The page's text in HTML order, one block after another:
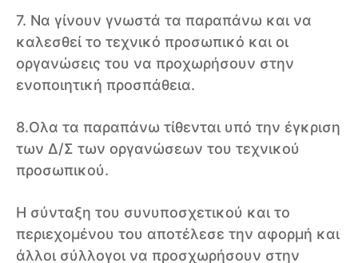
7. Να γίνουν γνωστά τα παραπάνω και να
καλεσθεί το τεχνικό προσωπικό και οι
οργανώσεις του να προχωρήσουν στην
ενοποιητική προσπάθεια.
8.Ολα τα παραπάνω τίθενται υπό την έγκριση
των Δ/Σ των οργανώσεων του τεχνικού
προσωπικού.
Η σύνταξη του συνυποσχετικού και το
περιεχομένου του αποτέλεσε την αφορμή και
άλλοι σύλλογοι να προσχωρήσουν στην